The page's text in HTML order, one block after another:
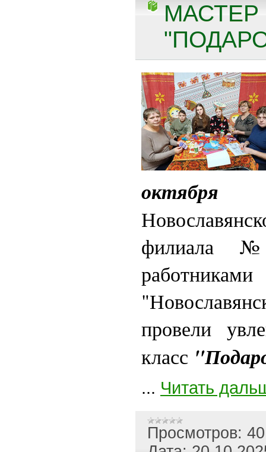
МАСТЕР
октября
филиала
провели
класс
... Читать
Просмотров: 40